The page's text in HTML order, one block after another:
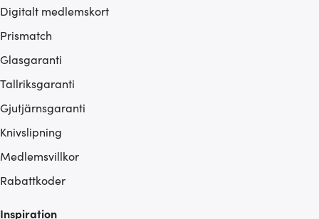
Digitalt medlemskort
Prismatch
Glasgaranti
Tallriksgaranti
Gjutjärnsgaranti
Knivslipning
Medlemsvillkor
Rabattkoder
Inspiration